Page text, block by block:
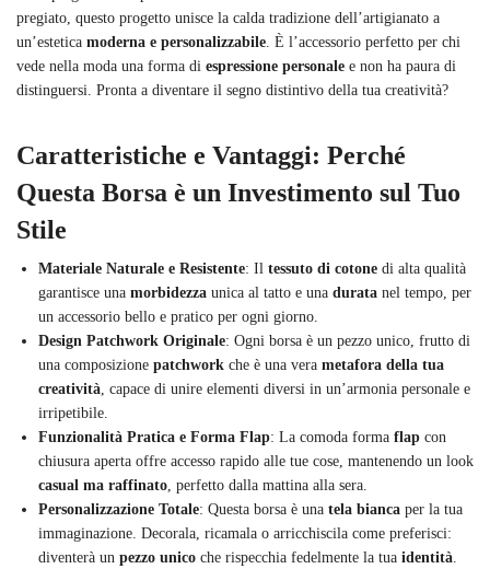
pregiato, questo progetto unisce la calda tradizione dell’artigianato a
un’estetica moderna e personalizzabile. È l’accessorio perfetto per chi
vede nella moda una forma di espressione personale e non ha paura di
distinguersi. Pronta a diventare il segno distintivo della tua creatività?
Caratteristiche e Vantaggi: Perché
Questa Borsa è un Investimento sul Tuo
Stile
Materiale Naturale e Resistente: Il tessuto di cotone di alta qualità
garantisce una morbidezza unica al tatto e una durata nel tempo, per
un accessorio bello e pratico per ogni giorno.
Design Patchwork Originale: Ogni borsa è un pezzo unico, frutto di
una composizione patchwork che è una vera metafora della tua
creatività, capace di unire elementi diversi in un’armonia personale e
irripetibile.
Funzionalità Pratica e Forma Flap: La comoda forma flap con
chiusura aperta offre accesso rapido alle tue cose, mantenendo un look
casual ma raffinato, perfetto dalla mattina alla sera.
Personalizzazione Totale: Questa borsa è una tela bianca per la tua
immaginazione. Decorala, ricamala o arricchiscila come preferisci:
diventerà un pezzo unico che rispecchia fedelmente la tua identità.